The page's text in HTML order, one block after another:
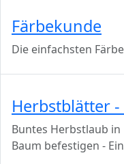
Färbekunde
Die einfachsten
Herbstblätter
Buntes Herbstlaub
Baum befestigen -